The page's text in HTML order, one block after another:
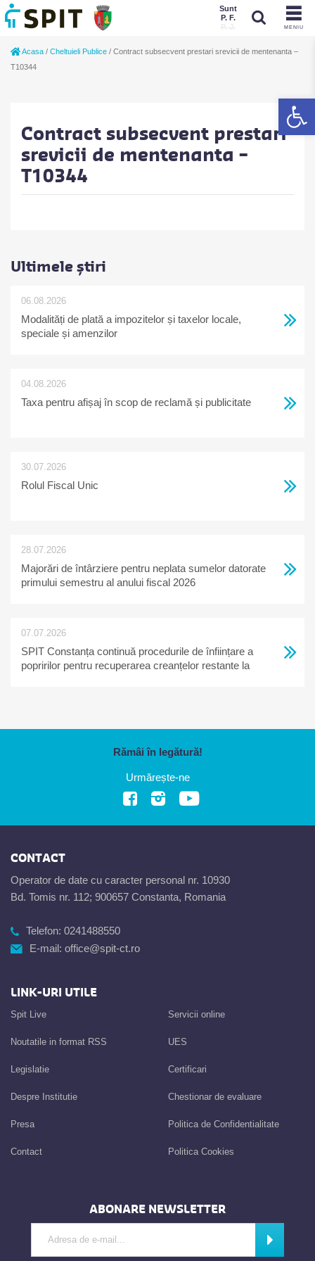
MENIU
Sunt
P. F.
P. J.
Acasa / Cheltuieli Publice / Contract subsecvent prestari srevicii de mentenanta –
T10344
Contract subsecvent prestari
srevicii de mentenanta –
T10344
Ultimele știri
06.08.2026
Modalități de plată a impozitelor și taxelor locale,
speciale și amenzilor
04.08.2026
Taxa pentru afișaj în scop de reclamă și publicitate
30.07.2026
Rolul Fiscal Unic
28.07.2026
Majorări de întârziere pentru neplata sumelor datorate
primului semestru al anului fiscal 2026
07.07.2026
SPIT Constanța continuă procedurile de înființare a
popririlor pentru recuperarea creanțelor restante la
Rămâi în legătură!
Urmărește-ne
CONTACT
Operator de date cu caracter personal nr. 10930
Bd. Tomis nr. 112; 900657 Constanta, Romania
Telefon: 0241488550
E-mail: office@spit-ct.ro
LINK-URI UTILE
Spit Live
Noutatile in format RSS
Legislatie
Despre Institutie
Presa
Contact
Servicii online
UES
Certificari
Chestionar de evaluare
Politica de Confidentialitate
Politica Cookies
ABONARE NEWSLETTER